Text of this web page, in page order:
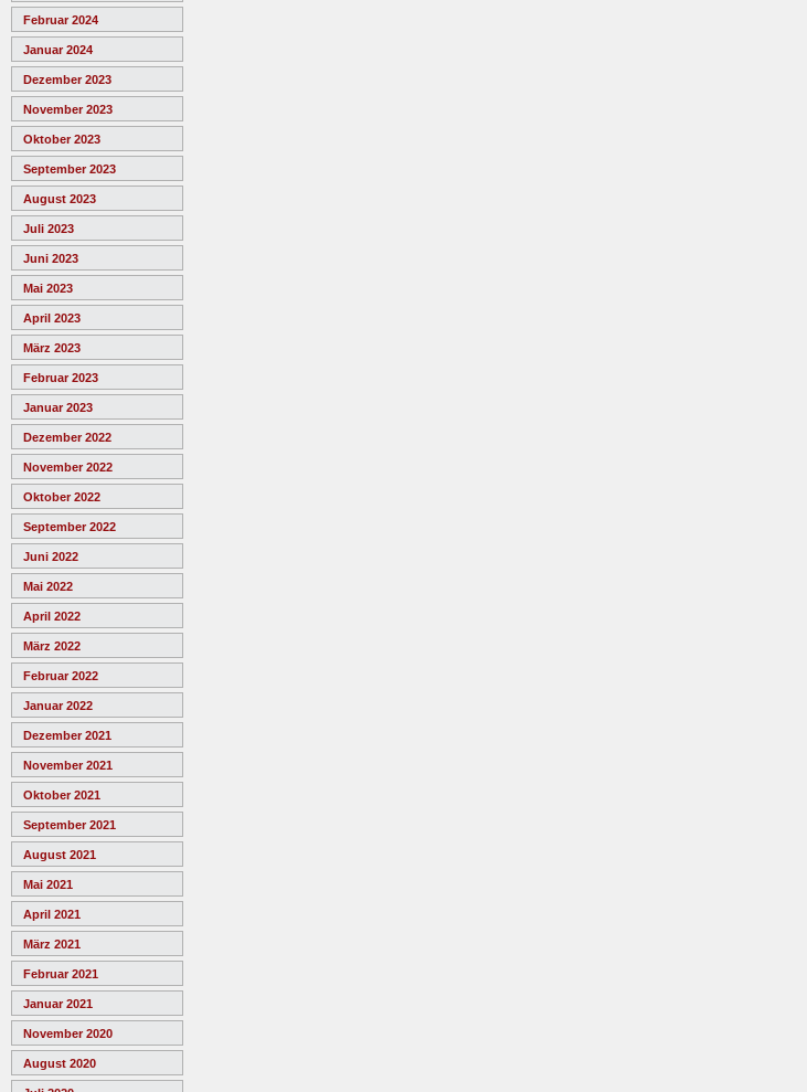
Februar 2024
Januar 2024
Dezember 2023
November 2023
Oktober 2023
September 2023
August 2023
Juli 2023
Juni 2023
Mai 2023
April 2023
März 2023
Februar 2023
Januar 2023
Dezember 2022
November 2022
Oktober 2022
September 2022
Juni 2022
Mai 2022
April 2022
März 2022
Februar 2022
Januar 2022
Dezember 2021
November 2021
Oktober 2021
September 2021
August 2021
Mai 2021
April 2021
März 2021
Februar 2021
Januar 2021
November 2020
August 2020